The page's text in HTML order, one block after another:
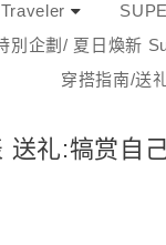
別企劃/ 夏日煥新
穿搭指南/送
送礼:犒赏